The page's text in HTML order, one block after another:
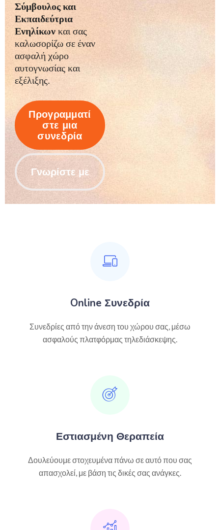
Σύμβουλος και
Εκπαιδεύτρια
Ενηλίκων και σας
καλωσορίζω σε έναν
ασφαλή χώρο
αυτογνωσίας και
εξέλιξης.
Προγραμματί
στε μια
συνεδρία
Γνωρίστε με
Online Συνεδρία
Συνεδρίες από την άνεση του χώρου σας, μέσω
ασφαλούς πλατφόρμας τηλεδιάσκεψης.
Εστιασμένη Θεραπεία
Δουλεύουμε στοχευμένα πάνω σε αυτό που σας
απασχολεί, με βάση τις δικές σας ανάγκες.